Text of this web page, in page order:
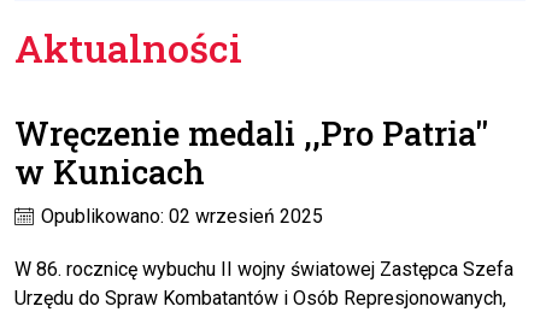
Aktualności
Wręczenie medali ,,Pro Patria''
w Kunicach
Opublikowano: 02 wrzesień 2025
W 86. rocznicę wybuchu II wojny światowej Zastępca Szefa
Urzędu do Spraw Kombatantów i Osób Represjonowanych,